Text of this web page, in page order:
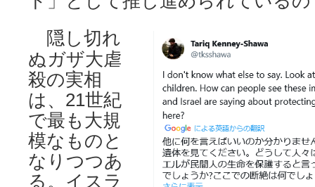
隠し切れ
ぬガザ大虐
殺の実相
は、21世紀
で最も大規
模なものと
なりつつあ
る。イスラ